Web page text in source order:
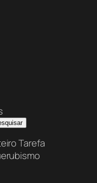
Tarefa